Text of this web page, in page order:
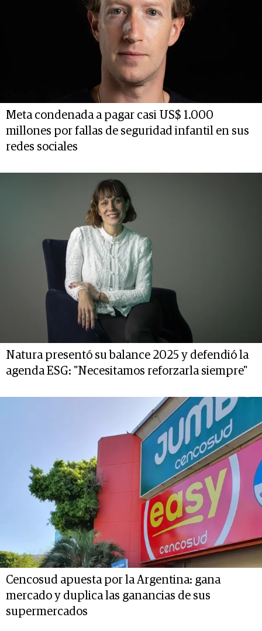
Meta condenada a pagar casi US$ 1.000
millones por fallas de seguridad infantil en sus
redes sociales
Natura presentó su balance 2025 y defendió la
agenda ESG: "Necesitamos reforzarla siempre"
Cencosud apuesta por la Argentina: gana
mercado y duplica las ganancias de sus
supermercados